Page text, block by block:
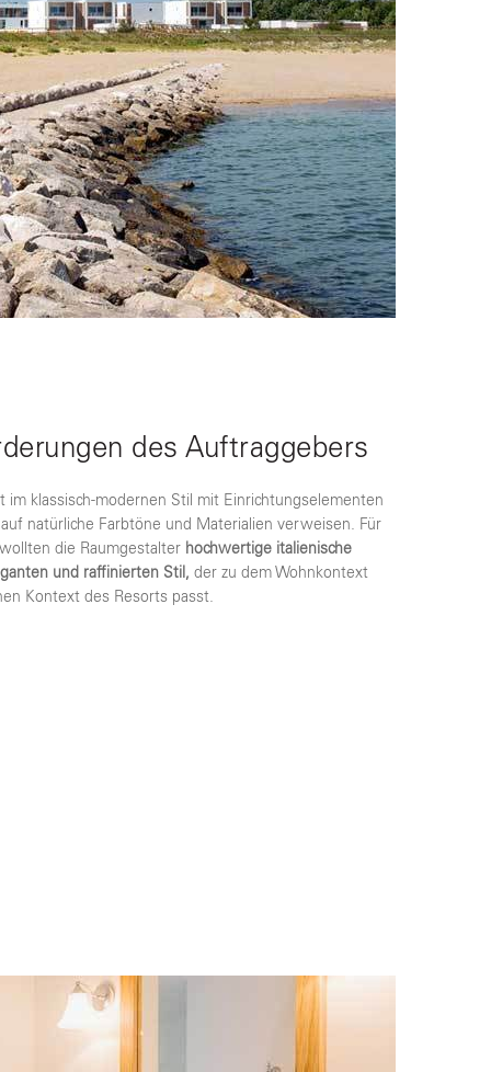
des Auftraggebers
im klassisch-modernen Stil mit Einrichtungselementen
natürliche Farbtöne und Materialien verweisen. Für
die Raumgestalter hochwertige italienische
und raffinierten Stil, der zu dem Wohnkontext
Kontext des Resorts passt.